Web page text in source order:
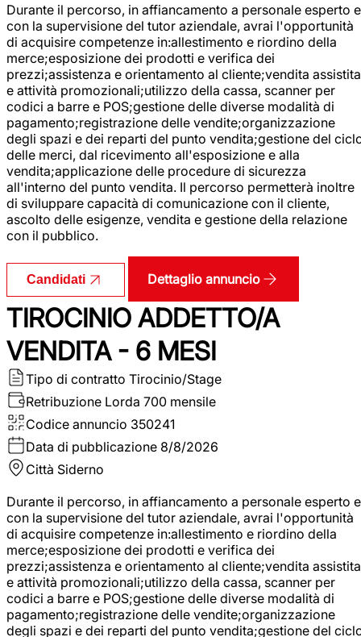
Durante il percorso, in affiancamento a personale esperto e
con la supervisione del tutor aziendale, avrai l'opportunità
di acquisire competenze in:allestimento e riordino della
merce;esposizione dei prodotti e verifica dei
prezzi;assistenza e orientamento al cliente;vendita assistita
e attività promozionali;utilizzo della cassa, scanner per
codici a barre e POS;gestione delle diverse modalità di
pagamento;registrazione delle vendite;organizzazione
degli spazi e dei reparti del punto vendita;gestione del
delle merci, dal ricevimento all'esposizione e alla
vendita;applicazione delle procedure di sicurezza
all'interno del punto vendita. Il percorso permetterà inoltre
di sviluppare capacità di comunicazione con il cliente,
ascolto delle esigenze, vendita e gestione della relazione
con il pubblico.
Candidati Dettaglio annuncio
TIROCINIO ADDETTO/A
VENDITA - 6 MESI
Tipo di contratto Tirocinio/Stage
Retribuzione Lorda 700 mensile
Codice annuncio 350241
Data di pubblicazione 8/8/2026
Città Siderno
Durante il percorso, in affiancamento a personale esperto e
con la supervisione del tutor aziendale, avrai l'opportunità
di acquisire competenze in:allestimento e riordino della
merce;esposizione dei prodotti e verifica dei
prezzi;assistenza e orientamento al cliente;vendita assistita
e attività promozionali;utilizzo della cassa, scanner per
codici a barre e POS;gestione delle diverse modalità di
pagamento;registrazione delle vendite;organizzazione
degli spazi e dei reparti del punto vendita;gestione del